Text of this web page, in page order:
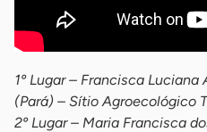
1º Lugar – Francisca
(Pará) – Sítio Agroecológico
2º Lugar – Maria Francisca